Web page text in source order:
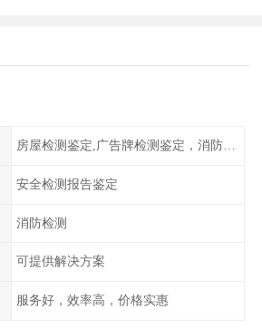
房屋检测鉴定,广告牌检测鉴定，消防检测
安全检测报告鉴定
消防检测
可提供解决方案
服务好，效率高，价格实惠